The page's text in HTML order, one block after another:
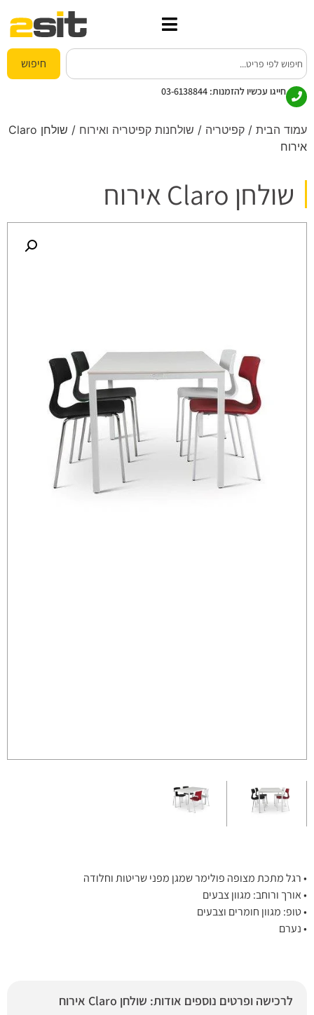
חיפוש
חייגו עכשיו להזמנות: 03-6138844
עמוד הבית / קפיטריה / שולחנות קפיטריה ואירוח
/ שולחן Claro
אירוח
שולחן Claro אירוח
• רגל מתכת מצופה פולימר שמגן מפני שריטות וחלודה
• אורך ורוחב: מגוון צבעים
• טופ: מגוון חומרים וצבעים
• נערם
לרכישה ופרטים נוספים אודות: שולחן Claro אירוח